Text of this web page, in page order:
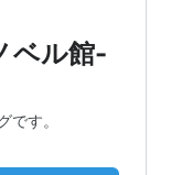
ベル館-
です。